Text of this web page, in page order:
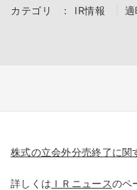
カテゴリ
： IR情報
株式の立会外分売終了に関
詳しくは ＩＲニュースのペ